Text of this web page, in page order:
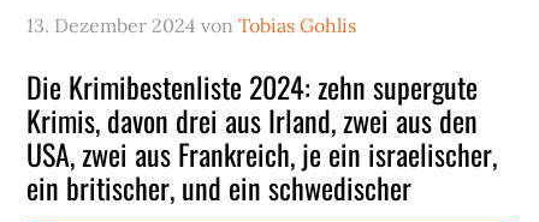
13. Dezember 2024 vonTobias Gohlis
Die Krimibestenliste 2024: zehn supergute
Krimis, davon drei aus Irland, zwei aus den
USA, zwei aus Frankreich, je ein israelischer,
ein britischer, und ein schwedischer